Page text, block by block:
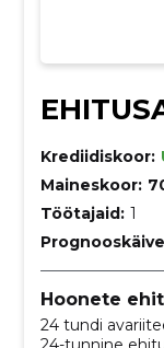
Krediidiskoor:
Maineskoor:
Töötajaid: 1
Hoonete
24 tundi